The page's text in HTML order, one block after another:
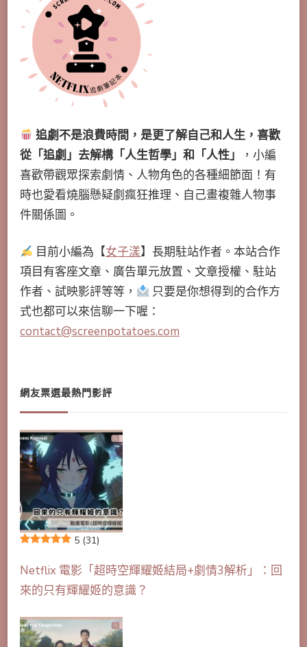
追劇不是浪費時間，是更了解自己和人生，喜歡
從「追劇」去解構「人生哲學」和「人性」
，小編
喜歡帶觀眾探索劇情、人物角色的各種細節面！有
時也愛看燒腦懸疑劇瘋狂推理、自己畫複雜人物事
件關係圖。
目前小編為【女子漾】長期駐站作者。本站合作
項目有客座文章、廣告單元放置、文章授權、駐站
作者、試映影評等等，
只要是你想得到的合作方
式也都可以來信聊一下喔：
contact@screenpotatoes.com
網友票選最熱門影評
5 (31)
Netflix 電影「超時空輝耀姬結局+劇情3解析」：回
來的只有輝耀姬的意識？